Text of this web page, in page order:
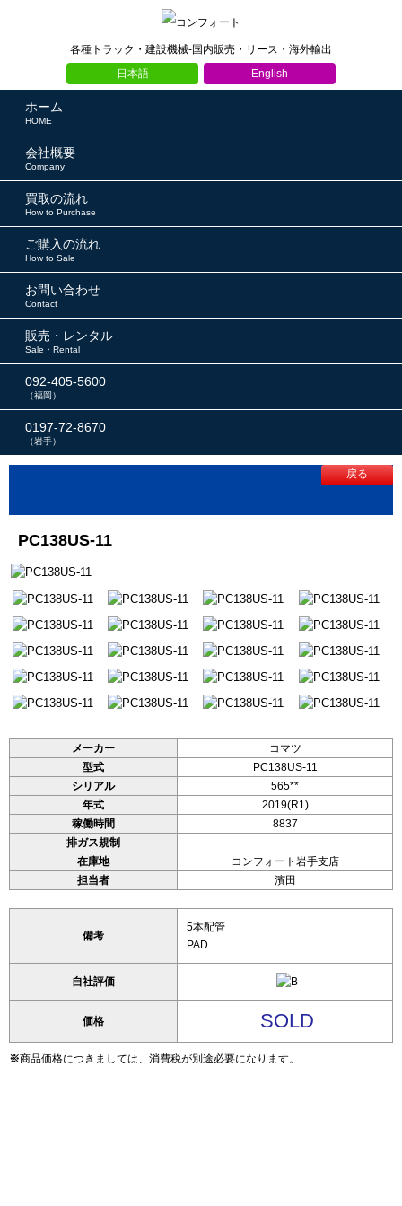
各種トラック・建設機械-国内販売・リース・海外輸出
English
日本語
ホーム
HOME
会社概要
Company
買取の流れ
How to Purchase
ご購入の流れ
How to Sale
お問い合わせ
Contact
販売・レンタル
Sale・Rental
092-405-5600
（福岡）
0197-72-8670
（岩手）
戻る
PC138US-11
メーカー
コマツ
型式
PC138US-11
シリアル
565**
年式
2019(R1)
稼働時間
8837
排ガス規制
在庫地
コンフォート岩手支店
担当者
濱田
備考
5本配管
PAD
自社評価
価格 SOLD
※商品価格につきましては、消費税が別途必要になります。